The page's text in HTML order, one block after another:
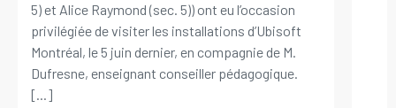
5) et Alice Raymond (sec. 5)) ont eu l’occasion
privilégiée de visiter les installations d’Ubisoft
Montréal, le 5 juin dernier, en compagnie de M.
Dufresne, enseignant conseiller pédagogique.
[...]